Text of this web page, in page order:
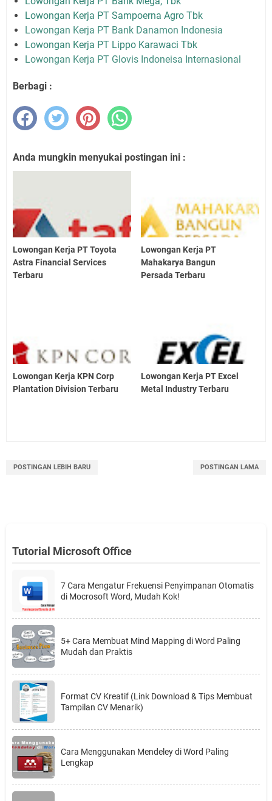
Lowongan Kerja PT Sampoerna Agro Tbk
Lowongan Kerja PT Bank Danamon Indonesia
Lowongan Kerja PT Lippo Karawaci Tbk
Lowongan Kerja PT Glovis Indoneisa Internasional
Berbagi :
Anda mungkin menyukai postingan ini :
Lowongan Kerja PT Toyota
Astra Financial Services
Terbaru
Lowongan Kerja PT
Mahakarya Bangun
Persada Terbaru
Lowongan Kerja KPN Corp
Plantation Division Terbaru
Lowongan Kerja PT Excel
Metal Industry Terbaru
POSTINGAN LEBIH BARU POSTINGAN LAMA
Tutorial Microsoft Office
7 Cara Mengatur Frekuensi Penyimpanan Otomatis
di Mocrosoft Word, Mudah Kok!
5+ Cara Membuat Mind Mapping di Word Paling
Mudah dan Praktis
Format CV Kreatif (Link Download & Tips Membuat
Tampilan CV Menarik)
Cara Menggunakan Mendeley di Word Paling
Lengkap